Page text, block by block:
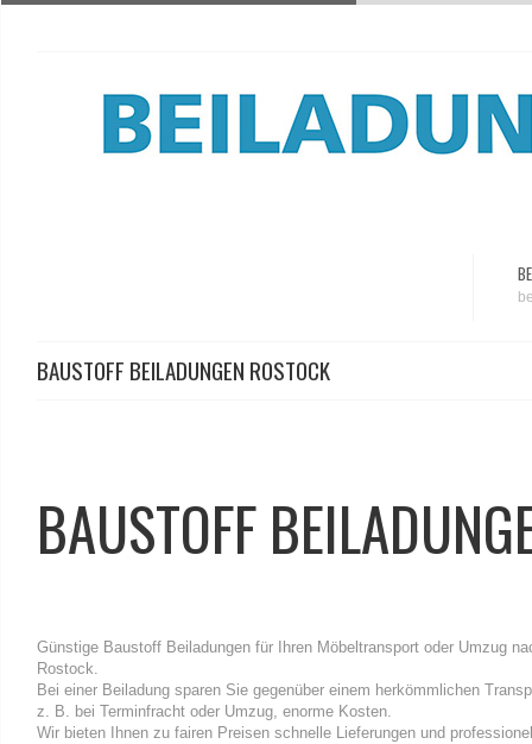
BAUSTOFF BEILADUNGEN ROSTOCK
BAUSTOFF
Günstige Baustoff Beiladungen für Ihren Möbeltransport oder Umzug
Rostock.
Bei einer Beiladung sparen Sie gegenüber einem herkömmlichen
z. B. bei Terminfracht oder Umzug, enorme Kosten.
Wir bieten Ihnen zu fairen Preisen schnelle Lieferungen und